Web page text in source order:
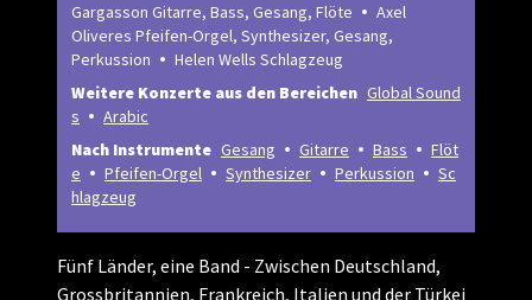
Gargasson Gitarre, Bass, Gesang, Flöte
Axel
Oliveres Pfeifen-Orgel, Synthesizer, Gesang,
Perkussion
Helen Wells Schlagzeug
Weitere Konzerte aus den Bereichen Global Sound
s
Arabic
Nach Instrumente Gesang Gitarre Bass
Flöt
e
Pfeifen-Orgel Synthesizer Perkussion
Sc
hlagzeug
Fünf Länder, eine Band - Zwischen Deutschland,
Grossbritannien, Frankreich, Italien und der Türkei